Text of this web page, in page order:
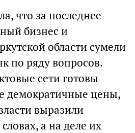
что за последнее
бизнес и
области сумели
по ряду вопросов.
сети готовы
демократичные цены,
выразили
а на деле их